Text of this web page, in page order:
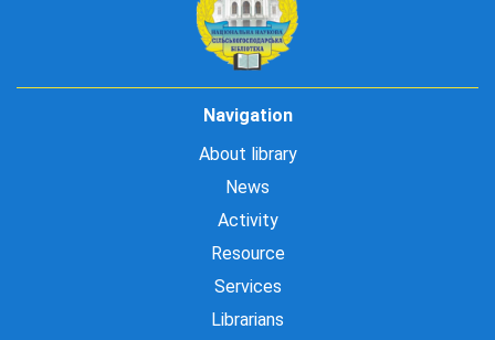
Navigation
About library
News
Activity
Resource
Services
Librarians